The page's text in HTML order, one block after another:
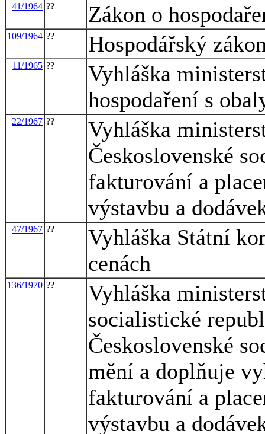
41/1964 ?? Zákon o
109/1964 ?? Hospodářský
11/1965 ??
Vyhláška
hospodaření s
22/1967 ??
Vyhláška
Československé
fakturování a
výstavbu a
47/1967 ??
Vyhláška Státní
cenách
136/1970 ??
Vyhláška
socialistické
Československé
mění a doplňuje
fakturování a
výstavbu a